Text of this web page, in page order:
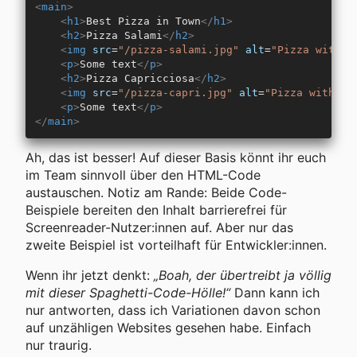
<main>
    <
h1>Best Pizza in Town</ h1>
    <
h2>Pizza Salami</ h2>
    <
img src="/pizza-salami.jpg" alt="Pizza with
    <
p>Some text</p>
    <
h2>Pizza Capricciosa</ h2>
    <
img src="/pizza-capri.jpg" alt="Pizza with
    <
p>Some text</p>
</main>
Ah, das ist besser! Auf dieser Basis könnt ihr euch
im Team sinnvoll über den HTML-Code
austauschen. Notiz am Rande: Beide Code-
Beispiele bereiten den Inhalt barrierefrei für
Screenreader-Nutzer:innen auf. Aber nur das
zweite Beispiel ist vorteilhaft für Entwickler:innen.
Wenn ihr jetzt denkt: „Boah, der übertreibt ja völlig
mit dieser Spaghetti-Code-Hölle!“Dann kann ich
nur antworten, dass ich Variationen davon schon
auf unzähligen Websites gesehen habe. Einfach
nur traurig.